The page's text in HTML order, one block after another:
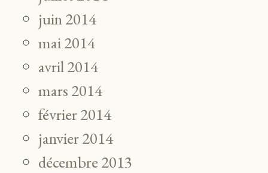
juin 2014
mai 2014
avril 2014
mars 2014
février 2014
janvier 2014
décembre 2013